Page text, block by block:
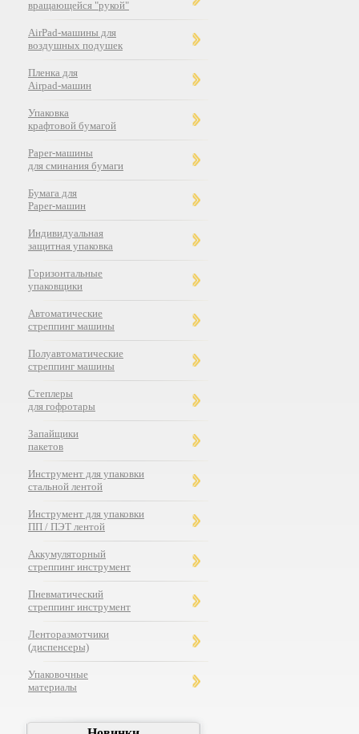
вращающейся "рукой"
AirPad-машины для
воздушных подушек
Пленка для
Airpad-машин
Упаковка
крафтовой бумагой
Paper-машины
для сминания бумаги
Бумага для
Paper-машин
Индивидуальная
защитная упаковка
Горизонтальные
упаковщики
Автоматические
стреппинг машины
Полуавтоматические
стреппинг машины
Степлеры
для гофротары
Запайщики
пакетов
Инструмент для упаковки
стальной лентой
Инструмент для упаковки
ПП / ПЭТ лентой
Аккумуляторный
стреппинг инструмент
Пневматический
стреппинг инструмент
Ленторазмотчики
(диспенсеры)
Упаковочные
материалы